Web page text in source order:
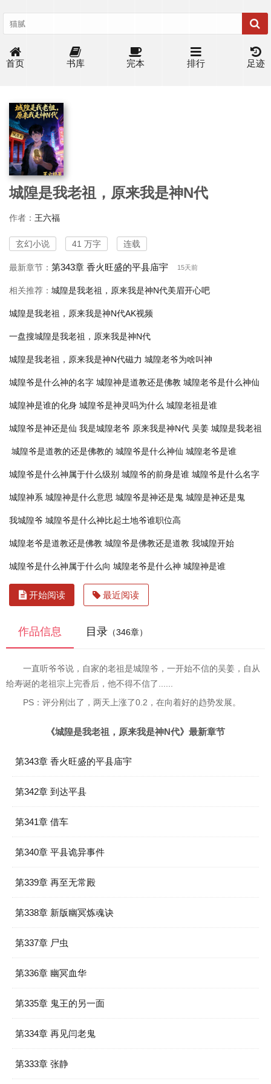
首页 书库 完本 排行 足迹
城隍是我老祖，原来我是神N代
作者： 王六福
玄幻小说 41 万字 连载
最新章节： 第343章 香火旺盛的平县庙宇 15天前
相关推荐： 城隍是我老祖，原来我是神N代美眉开心吧
城隍是我老祖，原来我是神N代AK视频
一盘搜城隍是我老祖，原来我是神N代
城隍是我老祖，原来我是神N代磁力 城隍老爷为啥叫神
城隍爷是什么神的名字 城隍神是道教还是佛教 城隍老爷是什么神仙
城隍神是谁的化身 城隍爷是神灵吗为什么 城隍老祖是谁
城隍爷是神还是仙 我是城隍老爷 原来我是神N代 吴姜 城隍是我老祖
城隍爷是道教的还是佛教的 城隍爷是什么神仙 城隍老爷是谁
城隍爷是什么神属于什么级别 城隍爷的前身是谁 城隍爷是什么名字
城隍神系 城隍神是什么意思 城隍爷是神还是鬼 城隍是神还是鬼
我城隍爷 城隍爷是什么神比起土地爷谁职位高
城隍老爷是道教还是佛教 城隍爷是佛教还是道教 我城隍开始
城隍爷是什么神属于什么向 城隍老爷是什么神 城隍神是谁
开始阅读 最近阅读
作品信息 目录 （346章）
一直听爷爷说，自家的老祖是城隍爷，一开始不信的吴姜，自从
给寿诞的老祖宗上完香后，他不得不信了......
PS：评分刚出了，两天上涨了0.2，在向着好的趋势发展。
《城隍是我老祖，原来我是神N代》最新章节
第343章 香火旺盛的平县庙宇
第342章 到达平县
第341章 借车
第340章 平县诡异事件
第339章 再至无常殿
第338章 新版幽冥炼魂诀
第337章 尸虫
第336章 幽冥血华
第335章 鬼王的另一面
第334章 再见闫老鬼
第333章 张静